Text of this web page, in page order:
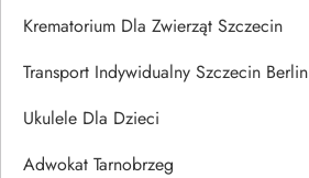
Krematorium Dla Zwierząt Szczecin
Transport Indywidualny Szczecin Berlin
Ukulele Dla Dzieci
Adwokat Tarnobrzeg